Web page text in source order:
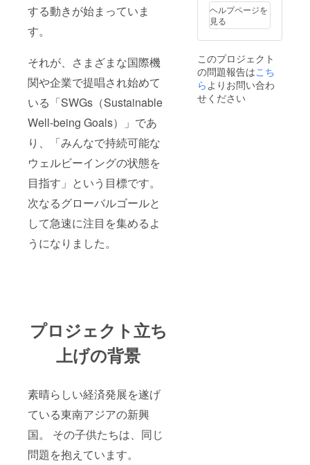
する動きが始まっていま
す。
それが、さまざまな国際機
関や企業で提唱され始めて
いる「SWGs（Sustainable
Well-being Goals）」であ
り、「みんなで持続可能な
ウェルビーイングの状態を
目指す」という目標です。
次なるグローバルゴールと
して急速に注目を集めるよ
うになりました。
プロジェクト立ち
上げの背景
素晴らしい経済発展を遂げ
ている東南アジアの新興
国。 その子供たちは、同じ
問題を抱えています。
ヘルプページを
見る
このプロジェクト
の問題報告はこち
らよりお問い合わ
せください